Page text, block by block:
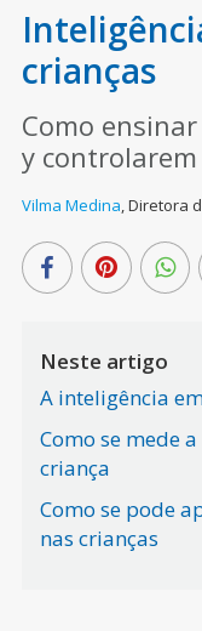
crianças
Como
y controlarem
Vilma Medina,Diretora
Neste artigo
A inteligência
Como se mede
criança
Como se pode
nas crianças